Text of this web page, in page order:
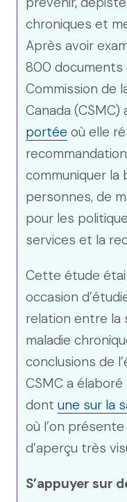
chroniques et
Après avoir
800 documents
Commission de
Canada (CSMC)
portée où elle
communiquer la
personnes, de
pour les
services et la
Cette étude
occasion
relation entre la
maladie
conclusions de
CSMC a
dont une sur la
où l’on
d’aperçu très
S’appuyer sur